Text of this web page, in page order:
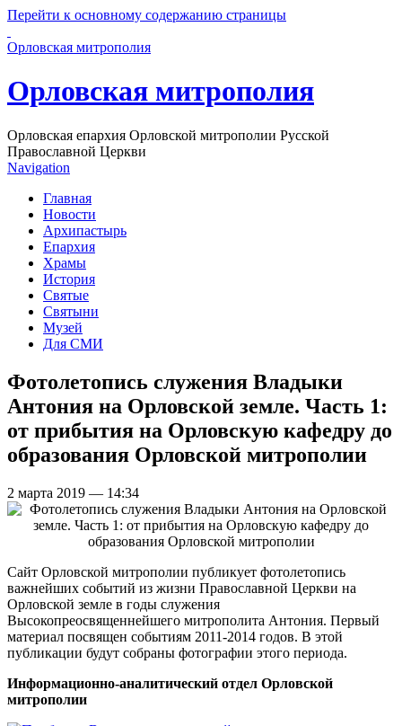
Перейти к основному содержанию страницы
Орловская митрополия
Орловская митрополия
Орловская епархия Орловской митрополии Русской
Православной Церкви
Navigation
Главная
Новости
Архипастырь
Епархия
Храмы
История
Святые
Святыни
Музей
Для СМИ
Фотолетопись служения Владыки
Антония на Орловской земле. Часть 1:
от прибытия на Орловскую кафедру до
образования Орловской митрополии
2 марта 2019 — 14:34
Сайт Орловской митрополии публикует фотолетопись
важнейших событий из жизни Православной Церкви на
Орловской земле в годы служения
Высокопреосвященнейшего митрополита Антония. Первый
материал посвящен событиям 2011-2014 годов. В этой
публикации будут собраны фотографии этого периода.
Информационно-аналитический отдел Орловской
митрополии